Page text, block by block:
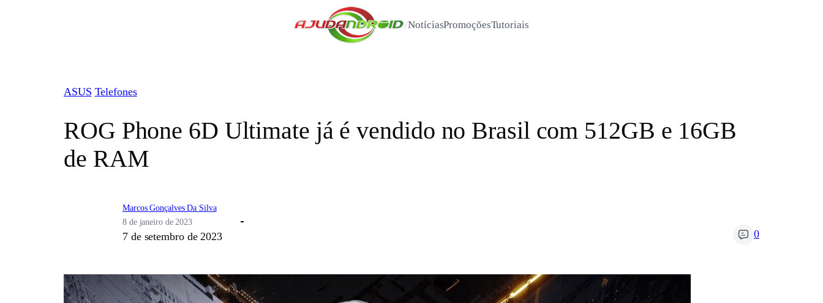
/NotíciasPromoçõesTutoriais
ASUS Telefones
ROG Phone 6D Ultimate já é vendido no Brasil com 512GB e 16GB
de RAM
Marcos Gonçalves Da Silva
8 de janeiro de 2023
7 de setembro de 2023 0